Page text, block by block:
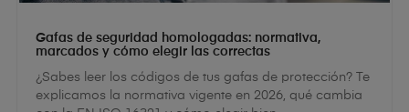
Gafas de seguridad homologadas: normativa,
marcados y cómo elegir las correctas
¿Sabes leer los códigos de tus gafas de protección? Te
explicamos la normativa vigente en 2026, qué cambia